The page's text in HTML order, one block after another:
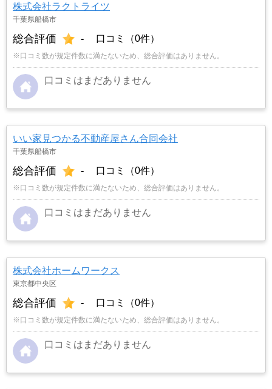
株式会社ラクトライツ
千葉県船橋市
総合評価 - 口コミ（0件）
※口コミ数が規定件数に満たないため、総合評価はありません。
口コミはまだありません
いい家見つかる不動産屋さん合同会社
千葉県船橋市
総合評価 - 口コミ（0件）
※口コミ数が規定件数に満たないため、総合評価はありません。
口コミはまだありません
株式会社ホームワークス
東京都中央区
総合評価 - 口コミ（0件）
※口コミ数が規定件数に満たないため、総合評価はありません。
口コミはまだありません